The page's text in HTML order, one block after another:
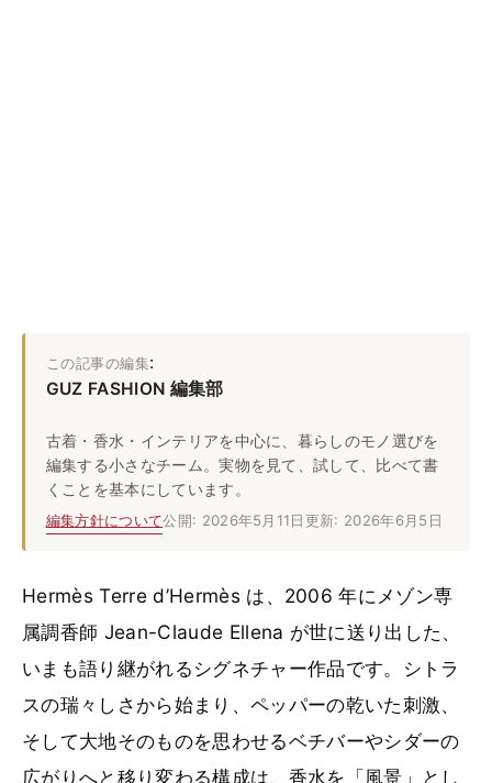
この記事の編集:
GUZ FASHION 編集部
古着・香水・インテリアを中心に、暮らしのモノ選びを
編集する小さなチーム。実物を見て、試して、比べて書
くことを基本にしています。
編集方針について公開: 2026年5月11日更新: 2026年6月5日
Hermès Terre d’Hermès は、2006 年にメゾン専
属調香師 Jean-Claude Ellena が世に送り出した、
いまも語り継がれるシグネチャー作品です。シトラ
スの瑞々しさから始まり、ペッパーの乾いた刺激、
そして大地そのものを思わせるベチバーやシダーの
広がりへと移り変わる構成は、香水を「風景」とし